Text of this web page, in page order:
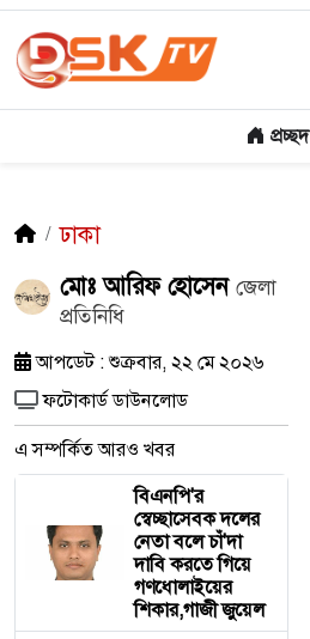
প্রচ্ছদ
ঢাকা
মোঃ আরিফ হোসেনজেলা
প্রতিনিধি
আপডেট : শুক্রবার, ২২ মে ২০২৬
ফটোকার্ড ডাউনলোড
এ সম্পর্কিত আরও খবর
বিএনপি'র
স্বেচ্ছাসেবক দলের
নেতা বলে চাঁ'দা
দাবি করতে গিয়ে
গণধোলাইয়ের
শিকার,গাজী জুয়েল